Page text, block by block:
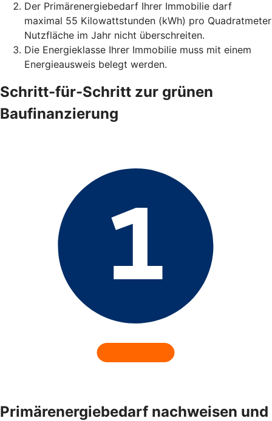
Der Primärenergiebedarf Ihrer Immobilie darf
maximal 55 Kilowattstunden (kWh) pro Quadratmeter
Nutzfläche im Jahr nicht überschreiten.
Die Energieklasse Ihrer Immobilie muss mit einem
Energieausweis belegt werden.
Schritt-für-Schritt zur grünen
Baufinanzierung
Primärenergiebedarf nachweisen und